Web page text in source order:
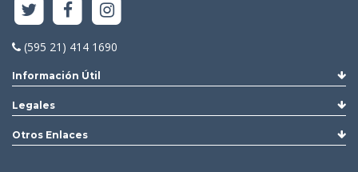
(595 21) 414 1690
Información Útil
Legales
Otros Enlaces